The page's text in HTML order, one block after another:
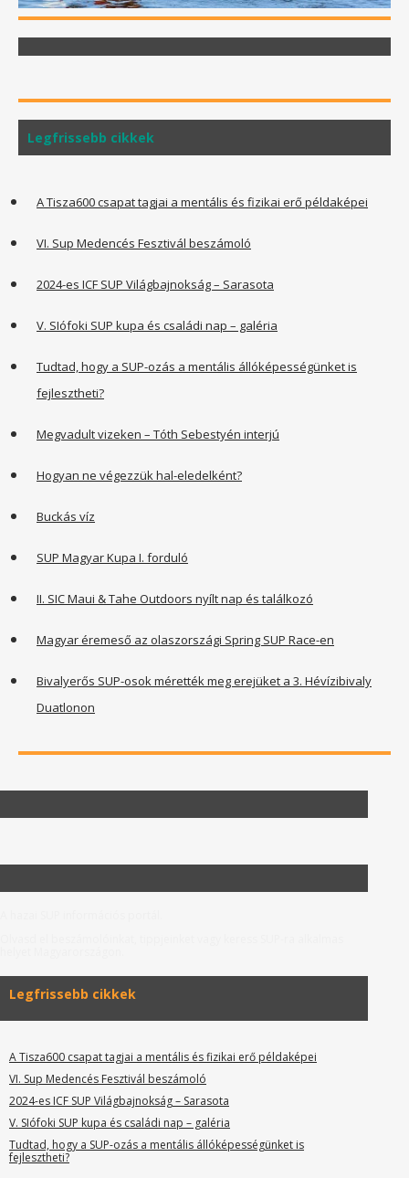
Legfrissebb cikkek
A Tisza600 csapat tagjai a mentális és fizikai erő példaképei
VI. Sup Medencés Fesztivál beszámoló
2024-es ICF SUP Világbajnokság – Sarasota
V. SIófoki SUP kupa és családi nap – galéria
Tudtad, hogy a SUP-ozás a mentális állóképességünket is
fejlesztheti?
Megvadult vizeken – Tóth Sebestyén interjú
Hogyan ne végezzük hal-eledelként?
Buckás víz
SUP Magyar Kupa I. forduló
II. SIC Maui & Tahe Outdoors nyílt nap és találkozó
Magyar éremeső az olaszországi Spring SUP Race-en
Bivalyerős SUP-osok mérették meg erejüket a 3. Hévízibivaly
Duatlonon
Legfrissebb cikkek
A Tisza600 csapat tagjai a mentális és fizikai erő példaképei
VI. Sup Medencés Fesztivál beszámoló
2024-es ICF SUP Világbajnokság – Sarasota
V. SIófoki SUP kupa és családi nap – galéria
Tudtad, hogy a SUP-ozás a mentális állóképességünket is
fejlesztheti?